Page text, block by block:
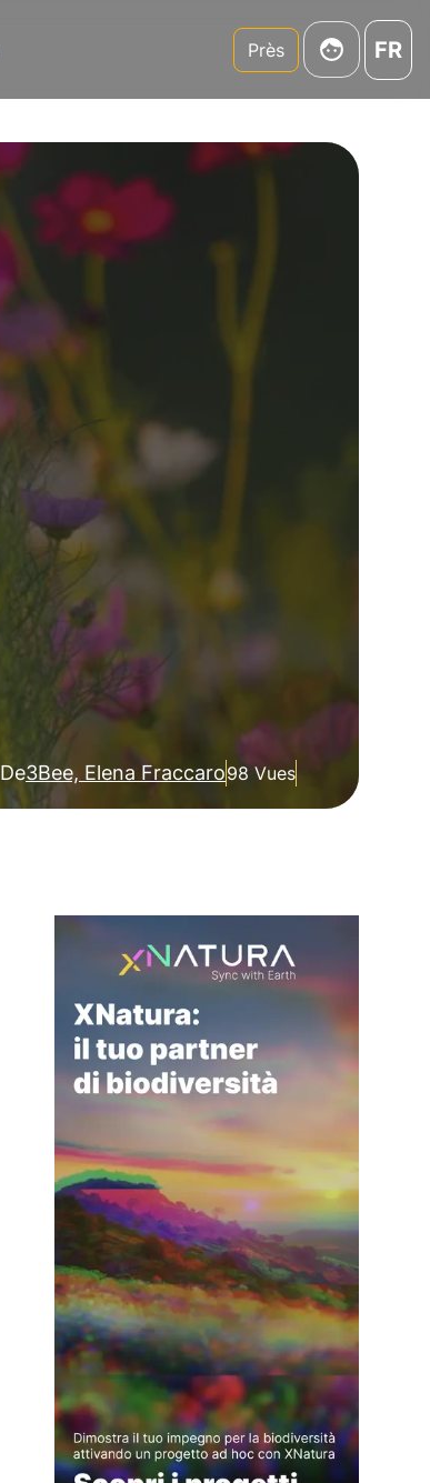
Près FR
De3Bee, Elena Fraccaro98 Vues